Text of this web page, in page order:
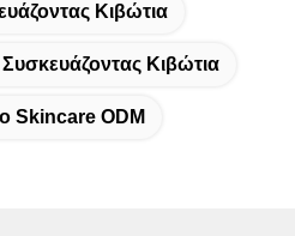
Κιβώτια
Κιβώτια
Skincare ODM